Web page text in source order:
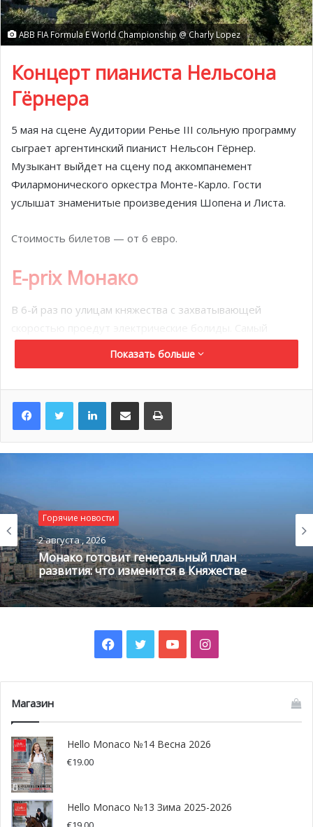
ABB FIA Formula E World Championship @ Charly Lopez
Концерт пианиста Нельсона
Гёрнера
5 мая на сцене Аудитории Ренье III сольную программу
сыграет аргентинский пианист Нельсон Гёрнер.
Музыкант выйдет на сцену под аккомпанемент
Филармонического оркестра Монте-Карло. Гости
услышат знаменитые произведения Шопена и Листа.
Стоимость билетов — от 6 евро.
E-prix Монако
В 6-й раз по улицам княжества с захватывающей
экологичный заезд сезона E-prix Монако пройдет 6 мая.
гоночные авто на прочность, пройдут квалификацию и
примут участие в финальном решающем заезде.
Трасса, вписанная в городской ландшафт, не отличается
Формулы-1. Новый легкий автомобиль третьего
поколения при разгоне может достигнуть 320 км/ч! В
2023 году честь Княжества Монако защищает команда
Мазератти, которая впервые принимает участие в
электро гонке в княжестве.
Показать больше
LinkedInПоделиться по электронной почте Распечатать
Горячие новости
2 августа , 2026
Монако готовит генеральный план
развития: что изменится в Княжестве
Facebook
TwitterYouTubeInstagram
Магазин
Hello Monaco №14 Весна 2026
€19.00
Hello Monaco №13 Зима 2025-2026